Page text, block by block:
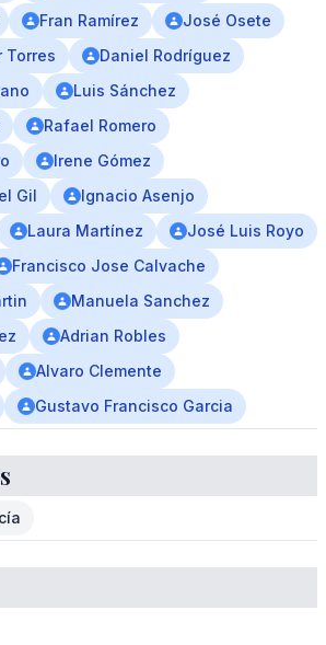
Fran Ramírez
José Osete
Torres
Daniel Rodríguez
Luis Sánchez
Rafael Romero
Irene Gómez
Gil
Ignacio Asenjo
Laura Martínez
José Luis Royo
Francisco Jose Calvache
Manuela Sanchez
Adrian Robles
Alvaro Clemente
Gustavo Francisco Garcia